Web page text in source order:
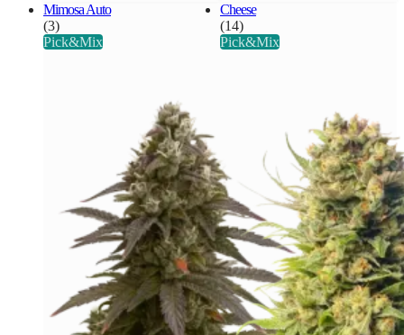
Mimosa Auto
(3)
Pick&Mix
Cheese
(14)
Pick&Mix